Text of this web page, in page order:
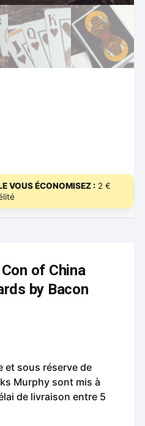
VOUS ÉCONOMISEZ : 2 €
of China
by Bacon
et sous réserve de
Murphy sont mis à
de livraison entre 5